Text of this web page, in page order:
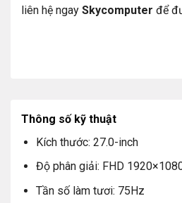
liên hệ ngay Skycomputer để
Thông số kỹ thuật
Kích thước: 27.0-inch
Độ phân giải: FHD
Tần số làm tươi: 75Hz